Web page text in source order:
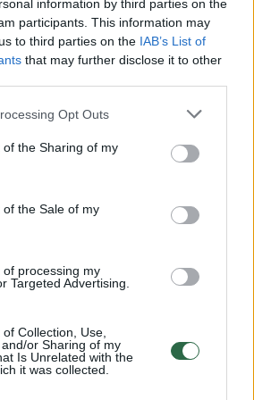
information by third parties on the
participants. This information may
to third parties on the IAB’s List of
that may further disclose it to other
Opt Outs
the Sharing of my
the Sale of my
processing my
Targeted Advertising.
Collection, Use,
or Sharing of my
Is Unrelated with the
it was collected.
diplomatė paniro į
ten nekilojamo turto
10